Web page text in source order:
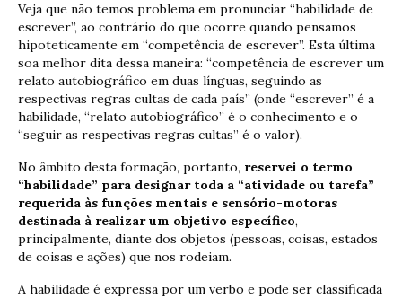
Veja que não temos problema em pronunciar “habilidade de
escrever”, ao contrário do que ocorre quando pensamos
hipoteticamente em “competência de escrever”. Esta última
soa melhor dita dessa maneira: “competência de escrever um
relato autobiográfico em duas línguas, seguindo as
respectivas regras cultas de cada país” (onde “escrever” é a
habilidade, “relato autobiográfico” é o conhecimento e o
“seguir as respectivas regras cultas” é o valor).
No âmbito desta formação, portanto, reservei o termo
“habilidade” para designar toda a “atividade ou tarefa”
requerida às funções mentais e sensório-motoras
destinada à realizar um objetivo específico,
principalmente, diante dos objetos (pessoas, coisas, estados
de coisas e ações) que nos rodeiam.
A habilidade é expressa por um verbo e pode ser classificada